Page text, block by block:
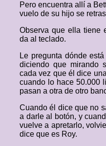
Pero encuentra allí a
vuelo de su hijo se
Observa que ella tiene
da al teclado.
Le pregunta dónde
diciendo que mirando
cada vez que él dice
cuando lo hace 50.000
pasan a otra de otro
Cuando él dice que no
a darle al botón, y
vuelve a apretarlo,
dice que es Roy.